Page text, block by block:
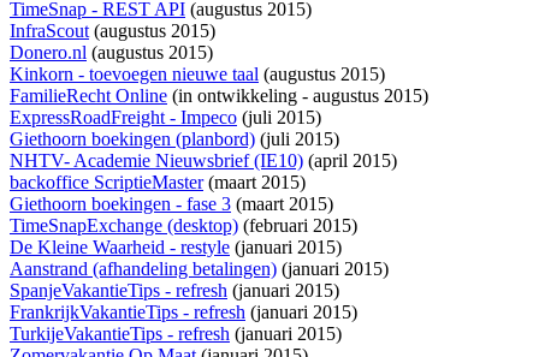
TimeSnap - REST API (augustus 2015)
InfraScout(augustus 2015)
Donero.nl (augustus 2015)
Kinkorn - toevoegen nieuwe taal (augustus 2015)
FamilieRecht Online (in ontwikkeling - augustus 2015)
ExpressRoadFreight - Impeco (juli 2015)
Giethoorn boekingen (planbord) (juli 2015)
NHTV- Academie Nieuwsbrief (IE10) (april 2015)
backoffice ScriptieMaster(maart 2015)
Giethoorn boekingen - fase 3 (maart 2015)
TimeSnapExchange (desktop) (februari 2015)
De Kleine Waarheid - restyle (januari 2015)
Aanstrand (afhandeling betalingen) (januari 2015)
SpanjeVakantieTips - refresh (januari 2015)
FrankrijkVakantieTips - refresh (januari 2015)
TurkijeVakantieTips - refresh (januari 2015)